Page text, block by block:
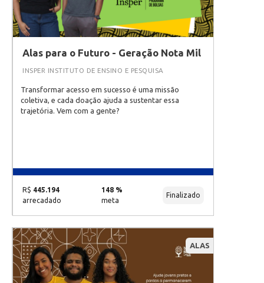
Alas para o Futuro - Geração Nota Mil
INSPER INSTITUTO DE ENSINO E PESQUISA
Transformar acesso em sucesso é uma missão
coletiva, e cada doação ajuda a sustentar essa
trajetória. Vem com a gente?
R$ 445.194
arrecadado
148 %
meta
Finalizado
ALAS